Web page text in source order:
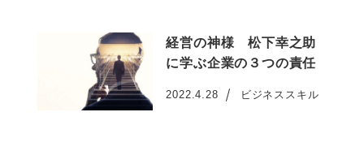
経営の神様 松下幸之助
に学ぶ企業の３つの責任
投稿日
2022.4.28 ビジネススキル